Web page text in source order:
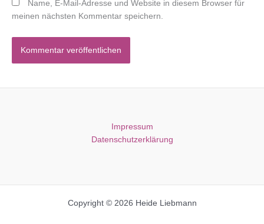
Name, E-Mail-Adresse und Website in diesem Browser für
meinen nächsten Kommentar speichern.
Impressum
Datenschutzerklärung
Copyright © 2026 Heide Liebmann